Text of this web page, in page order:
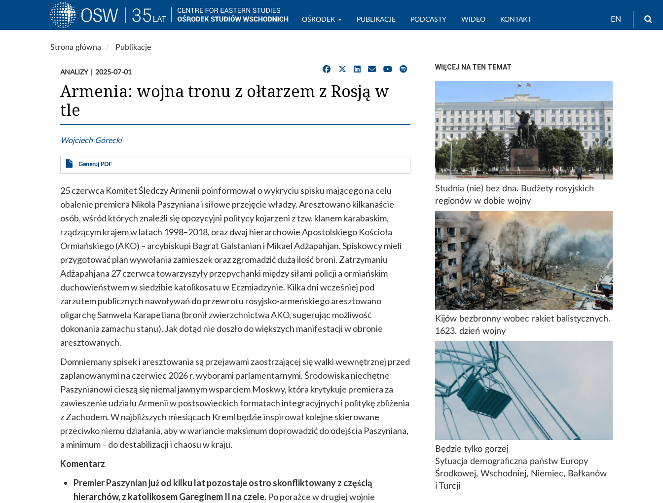
EN
Main
navigation
OŚRODEK PUBLIKACJE PODCASTY WIDEO KONTAKT
Strona główna Publikacje
ANALIZY 2025-07-01
Armenia: wojna tronu z ołtarzem z Rosją w
tle
Wojciech Górecki
Generuj PDF
25 czerwca Komitet Śledczy Armenii poinformował o wykryciu spisku mającego na celu
obalenie premiera Nikola Paszyniana i siłowe przejęcie władzy. Aresztowano kilkanaście
osób, wśród których znaleźli się opozycyjni politycy kojarzeni z tzw. klanem karabaskim,
rządzącym krajem w latach 1998–2018, oraz dwaj hierarchowie Apostolskiego Kościoła
Ormiańskiego (AKO) – arcybiskupi Bagrat Galstanian i Mikael Adżapahjan. Spiskowcy mieli
przygotować plan wywołania zamieszek oraz zgromadzić dużą ilość broni. Zatrzymaniu
Adżapahjana 27 czerwca towarzyszyły przepychanki między siłami policji a ormiańskim
duchowieństwem w siedzibie katolikosatu w Eczmiadzynie. Kilka dni wcześniej pod
zarzutem publicznych nawoływań do przewrotu rosyjsko-armeńskiego aresztowano
oligarchę Samwela Karapetiana (bronił zwierzchnictwa AKO, sugerując możliwość
dokonania zamachu stanu). Jak dotąd nie doszło do większych manifestacji w obronie
aresztowanych.
Domniemany spisek i aresztowania są przejawami zaostrzającej się walki wewnętrznej przed
zaplanowanymi na czerwiec 2026 r. wyborami parlamentarnymi. Środowiska niechętne
Paszynianowi cieszą się niemal jawnym wsparciem Moskwy, która krytykuje premiera za
zawieszenie udziału Armenii w postsowieckich formatach integracyjnych i politykę zbliżenia
z Zachodem. W najbliższych miesiącach Kreml będzie inspirował kolejne skierowane
przeciwko niemu działania, aby w wariancie maksimum doprowadzić do odejścia Paszyniana,
a minimum – do destabilizacji i chaosu w kraju.
Komentarz
Premier Paszynian już od kilku lat pozostaje ostro skonfliktowany z częścią
hierarchów, z katolikosem Gareginem II na czele. Po porażce w drugiej wojnie
WIĘCEJ NA TEN TEMAT
Studnia (nie) bez dna. Budżety rosyjskich
regionów w dobie wojny
Kijów bezbronny wobec rakiet balistycznych.
1623. dzień wojny
Będzie tylko gorzej
Sytuacja demograficzna państw Europy
Środkowej, Wschodniej, Niemiec, Bałkanów
i Turcji